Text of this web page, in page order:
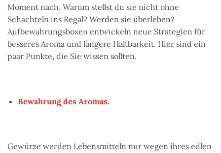
Moment nach. Warum stellst du sie nicht ohne
Schachteln ins Regal? Werden sie überleben?
Aufbewahrungsboxen entwickeln neue Strategien für
besseres Aroma und längere Haltbarkeit. Hier sind ein
paar Punkte, die Sie wissen sollten.
Bewahrung des Aromas.
Gewürze werden Lebensmitteln nur wegen ihres edlen